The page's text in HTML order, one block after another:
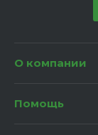
О компании
Помощь